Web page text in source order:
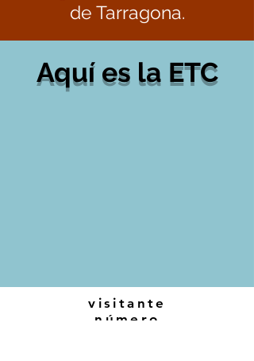
de Tarragona.
Aquí es la ETC
visitante
número